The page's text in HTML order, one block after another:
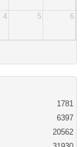
4 5 6
1781
6397
20562